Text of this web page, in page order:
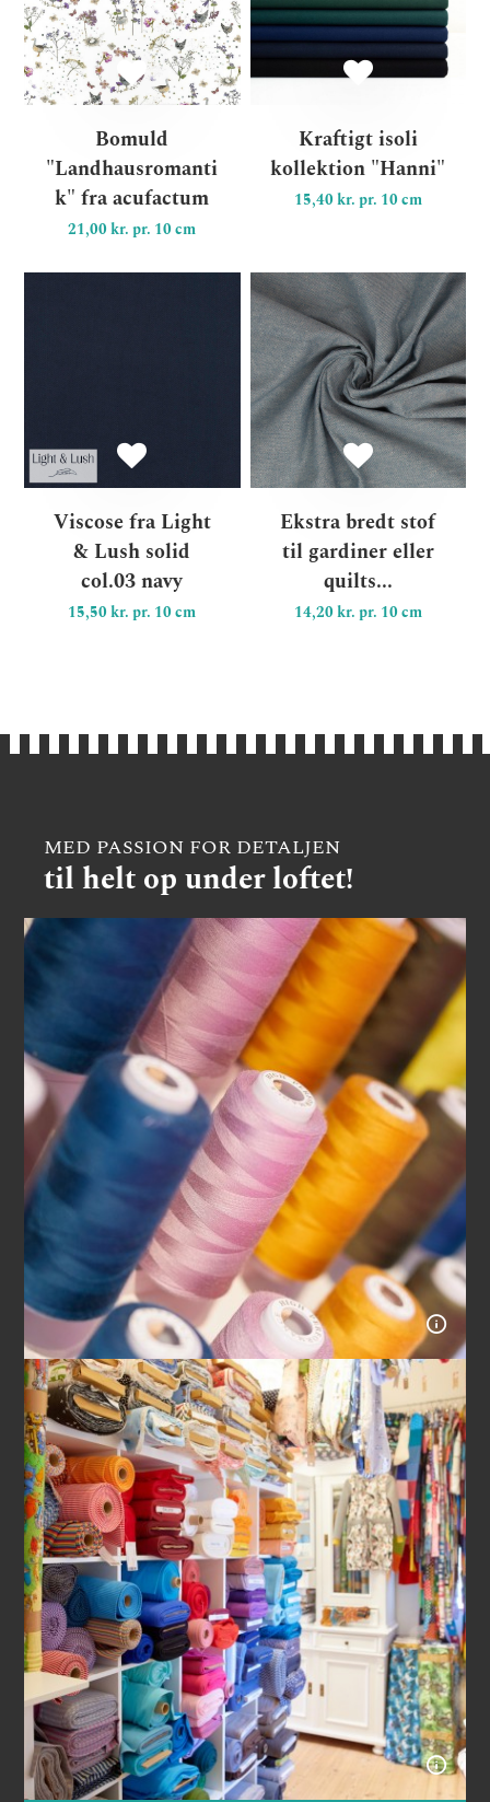
Bomuld
"Landhausromanti
k" fra acufactum
21,00 kr. pr. 10 cm
Kraftigt isoli
kollektion "Hanni"
15,40 kr. pr. 10 cm
Viscose fra Light
& Lush solid
col.03 navy
15,50 kr. pr. 10 cm
Viscose fra Light & Lush
Ekstra bredt stof
til gardiner eller
quilts...
14,20 kr. pr. 10 cm
MED PASSION FOR DETALJEN
til helt op under loftet!